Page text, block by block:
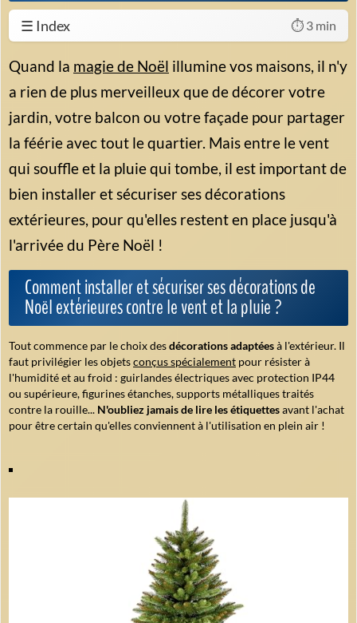
☰ Index ⏱️ 3 min
Quand la magie de Noël illumine vos maisons, il n'y
a rien de plus merveilleux que de décorer votre
jardin, votre balcon ou votre façade pour partager
la féérie avec tout le quartier. Mais entre le vent
qui souffle et la pluie qui tombe, il est important de
bien installer et sécuriser ses décorations
extérieures, pour qu'elles restent en place jusqu'à
l'arrivée du Père Noël !
Comment installer et sécuriser ses décorations de
Noël extérieures contre le vent et la pluie ?
Tout commence par le choix desdécorations adaptéesà l'extérieur. Il
faut privilégier les objetsconçus spécialement pour résister à
l'humidité et au froid : guirlandes électriques avec protection IP44
ou supérieure, figurines étanches, supports métalliques traités
contre la rouille... N'oubliez jamais de lire les étiquettesavant l'achat
pour être certain qu'elles conviennent à l'utilisation en plein air !